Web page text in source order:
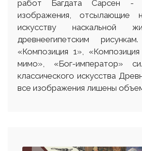
работ Багдата Сарсен -
изображения, отсылающие
искусству наскальной
древнеегипетским
«Композиция 1»,
мимо», «Бог-император»
классического искусства
все изображения лишены